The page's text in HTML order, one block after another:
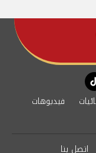
tiktok
فيديوهات
اتصل بنا